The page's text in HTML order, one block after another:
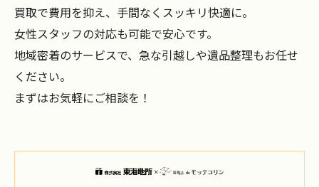
買取で費用を抑え、手間なくスッキリ快適に。
女性スタッフの対応も可能で安心です。
地域密着のサービスで、急な引越しや遺品整理もお任せ
ください。
まずはお気軽にご相談を！